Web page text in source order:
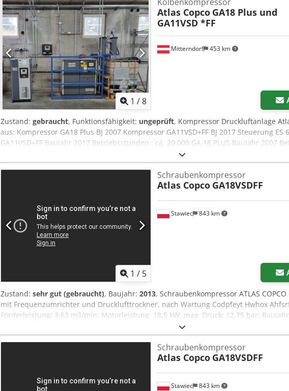
sinnvoll Abholung / Demontage / Verladung nach Absprache Verkauf vorzugsweise
Rechnung wird ausgestellt
1 /8
Mitterndorf 453 km
Kolbenkompressor
Atlas Copco GA18 Plus und
GA11VSD *FF
Zustand: gebraucht, Funktionsfähigkeit: ungeprüft, Kompressor Druckluftanlage
aus: Kompressor GA18 Plus BJ 2007 Kompressor GA11VSD+FF BJ 2017 Steuerung
GA11VSD+FF Baujahr 2017 Betriebsstunden : ca. 20.000 GA 18 PLUS Baujahr 2007
58.000 Crjdpfxsvx Nmfs Ahfef Der Käufer muss sich um die fachgerechte
Stapler wird zur Verfügung gestellt.
1 / 5
Stawiec 843 km
Schraubenkompressor
Atlas Copco GA18VSDFF
Zustand: sehr gut (gebraucht), Baujahr: 2013, Schraubenkompressor ATLAS COPCO
mit Frequenzumrichter und Drucklufttrockner, nach Wartung Codpfeyt Hwhox
Förderleistung: 3,62 m3/min; Motorleistung: 18,5 kW; max. Druck: 12,75 bar;
Betriebsstunden: 8369 h 25900 netto 31857 brutto Der Kompressor ist voll
mit Garantie Service wird angeboten. Nachfolgend Link zum Video.
Stawiec 843 km
Schraubenkompressor
Atlas Copco GA18VSDFF